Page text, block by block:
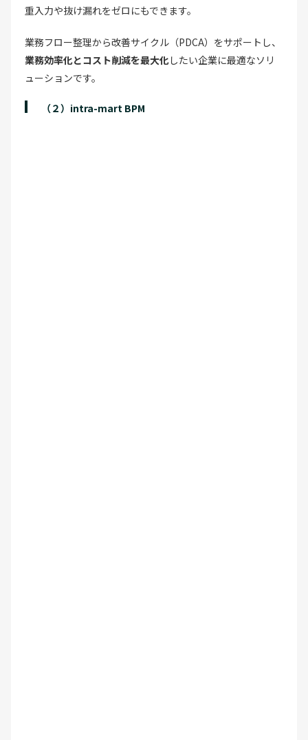
重入力や抜け漏れをゼロにもできます。
業務フロー整理から改善サイクル（PDCA）をサポートし、
業務効率化とコスト削減を最大化したい企業に最適なソリ
ューションです。
（２）intra-mart BPM